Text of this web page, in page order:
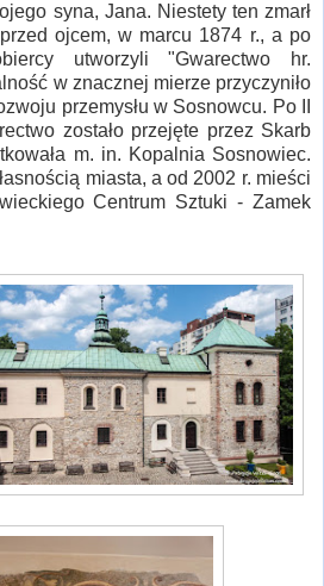
syna, Jana. Niestety ten zmarł
ojcem, w marcu 1874 r., a po
utworzyli "Gwarectwo hr.
w znacznej mierze przyczyniło
przemysłu w Sosnowcu. Po II
zostało przejęte przez Skarb
m. in. Kopalnia Sosnowiec.
miasta, a od 2002 r. mieści
Centrum Sztuki - Zamek